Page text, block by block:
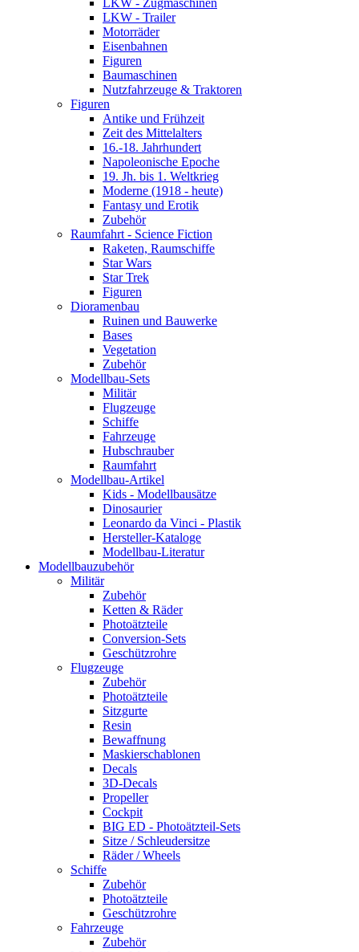
LKW - Zugmaschinen
LKW - Trailer
Motorräder
Eisenbahnen
Figuren
Baumaschinen
Nutzfahrzeuge & Traktoren
Figuren
Antike und Frühzeit
Zeit des Mittelalters
16.-18. Jahrhundert
Napoleonische Epoche
19. Jh. bis 1. Weltkrieg
Moderne (1918 - heute)
Fantasy und Erotik
Zubehör
Raumfahrt - Science Fiction
Raketen, Raumschiffe
Star Wars
Star Trek
Figuren
Dioramenbau
Ruinen und Bauwerke
Bases
Vegetation
Zubehör
Modellbau-Sets
Militär
Flugzeuge
Schiffe
Fahrzeuge
Hubschrauber
Raumfahrt
Modellbau-Artikel
Kids - Modellbausätze
Dinosaurier
Leonardo da Vinci - Plastik
Hersteller-Kataloge
Modellbau-Literatur
Modellbauzubehör
Militär
Zubehör
Ketten & Räder
Photoätzteile
Conversion-Sets
Geschützrohre
Flugzeuge
Zubehör
Photoätzteile
Sitzgurte
Resin
Bewaffnung
Maskierschablonen
Decals
3D-Decals
Propeller
Cockpit
BIG ED - Photoätzteil-Sets
Sitze / Schleudersitze
Räder / Wheels
Schiffe
Zubehör
Photoätzteile
Geschützrohre
Fahrzeuge
Zubehör